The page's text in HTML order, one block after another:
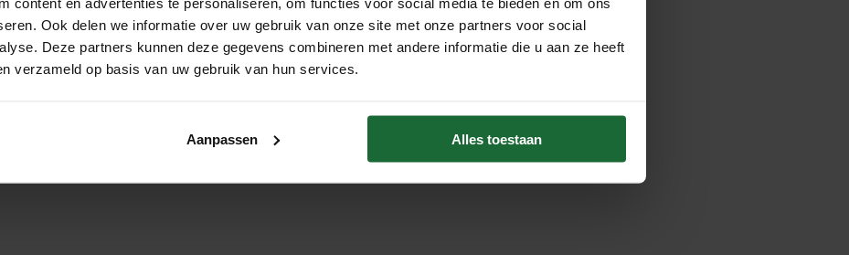
content en advertenties te personaliseren, om functies voor social media te bieden en om ons
Ook delen we informatie over uw gebruik van onze site met onze partners voor social
Deze partners kunnen deze gegevens combineren met andere informatie die u aan ze heeft
verzameld op basis van uw gebruik van hun services.
Aanpassen Alles toestaan
polyurethane